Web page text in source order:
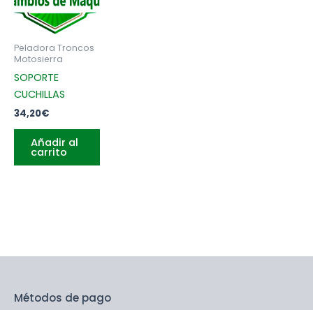
Peladora Troncos
Motosierra
SOPORTE
CUCHILLAS
34,20€
Añadir al
carrito
Métodos de pago